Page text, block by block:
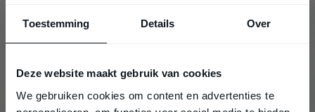
Toestemming Details Over
Deze website maakt gebruik van cookies
We gebruiken cookies om content en advertenties te